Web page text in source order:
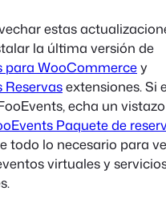
estas
la última versión de
para WooCommercey
Reservasextensiones. Si
echa un
Paquete de
todo lo necesario para
virtuales y